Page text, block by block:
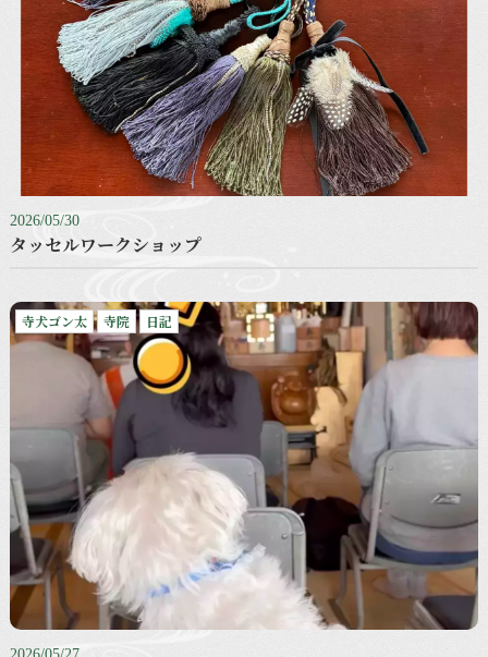
2026/05/30
タッセルワークショップ
寺犬ゴン太 寺院 日記